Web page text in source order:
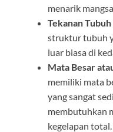
menarik
Tekanan
struktur tubuh
luar biasa di
Mata Besar
memiliki mata
yang sangat
membutuhkan
kegelapan total.